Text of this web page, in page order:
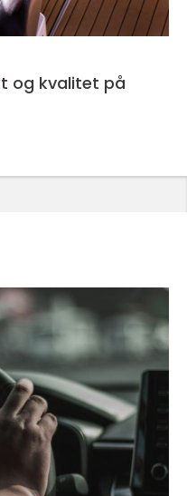
og kvalitet på